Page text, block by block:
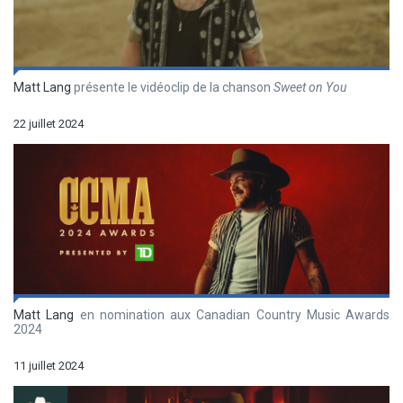
Matt Lang présente le vidéoclip de la chanson Sweet on You
22 juillet 2024
Matt Lang en nomination aux Canadian Country Music Awards
2024
11 juillet 2024